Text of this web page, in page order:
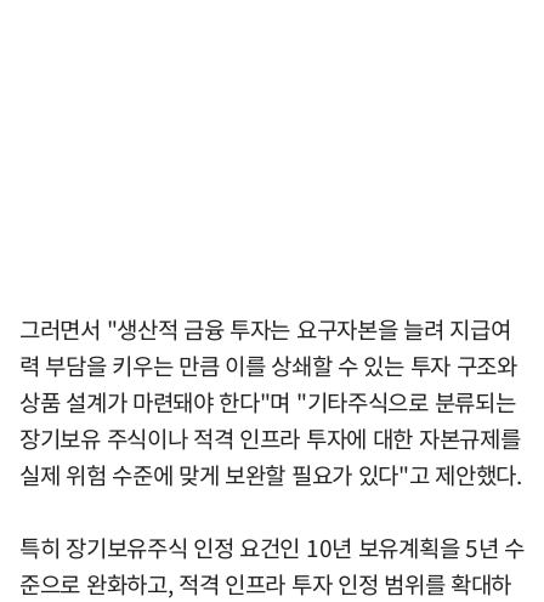
그러면서 "생산적 금융 투자는 요구자본을 늘려 지급여
력 부담을 키우는 만큼 이를 상쇄할 수 있는 투자 구조와
상품 설계가 마련돼야 한다"며 "기타주식으로 분류되는
장기보유 주식이나 적격 인프라 투자에 대한 자본규제를
실제 위험 수준에 맞게 보완할 필요가 있다"고 제안했다.
특히 장기보유주식 인정 요건인 10년 보유계획을 5년 수
준으로 완화하고, 적격 인프라 투자 인정 범위를 확대하